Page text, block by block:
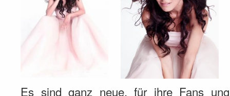
Es sind ganz neue, für ihre Fans